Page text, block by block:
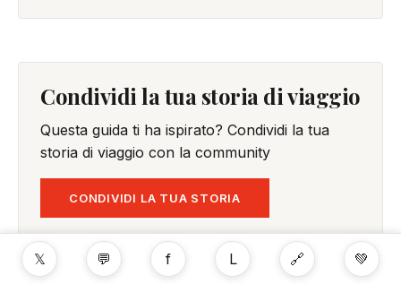
Condividi la tua storia di viaggio
Questa guida ti ha ispirato? Condividi la tua
storia di viaggio con la community
CONDIVIDI LA TUA STORIA
𝕏 💬 f L 🔗 💚